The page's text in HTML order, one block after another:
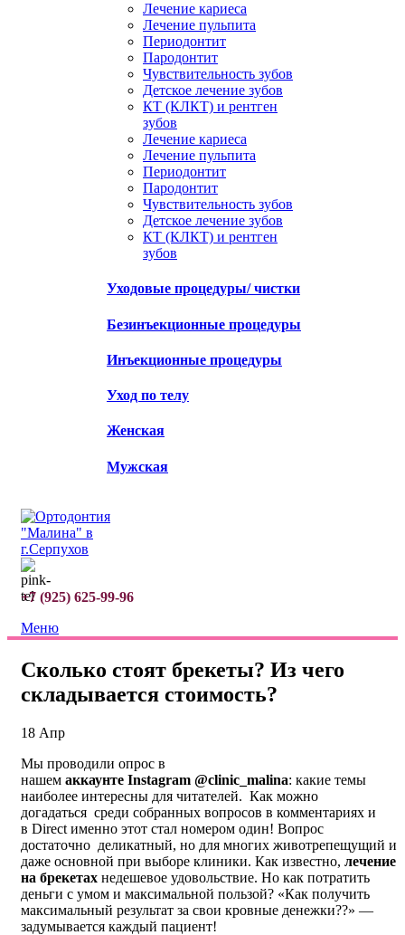
Лечение кариеса
Лечение пульпита
Периодонтит
Пародонтит
Чувствительность зубов
Детское лечение зубов
КТ (КЛКТ) и рентген
зубов
Лечение кариеса
Лечение пульпита
Периодонтит
Пародонтит
Чувствительность зубов
Детское лечение зубов
КТ (КЛКТ) и рентген
зубов
Уходовые процедуры/ чистки
Безинъекционные процедуры
Инъекционные процедуры
Уход по телу
Женская
Мужская
+7 (925) 625-99-96
Меню
Сколько стоят брекеты? Из чего
складывается стоимость?
18 Апр
Мы проводили опрос в
нашем аккаунте Instagram @clinic_malina: какие темы
наиболее интересны для читателей. Как можно
догадаться среди собранных вопросов в комментариях и
в Direct именно этот стал номером один! Вопрос
достаточно деликатный, но для многих животрепещущий и
даже основной при выборе клиники. Как известно, лечение
на брекетах недешевое удовольствие. Но как потратить
деньги с умом и максимальной пользой? «Как получить
максимальный результат за свои кровные денежки??» —
задумывается каждый пациент!